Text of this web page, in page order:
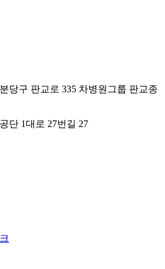
당구 판교로 335 차병원그룹 판교종
단 1대로 27번길 27